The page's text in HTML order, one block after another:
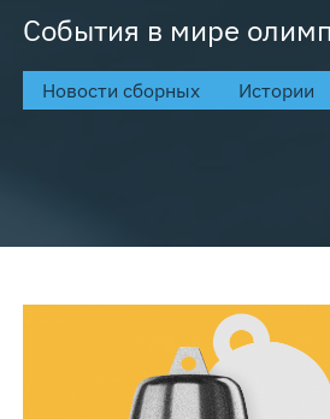
События в мире
Новости сборных Истории